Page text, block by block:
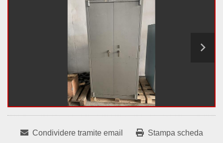
Condividere tramite email Stampa scheda